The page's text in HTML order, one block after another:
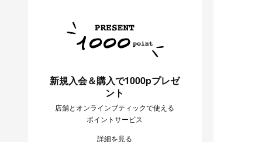
新規入会＆購入で1000pプレゼ
ント
店舗とオンラインブティックで使える
ポイントサービス
詳細を見る